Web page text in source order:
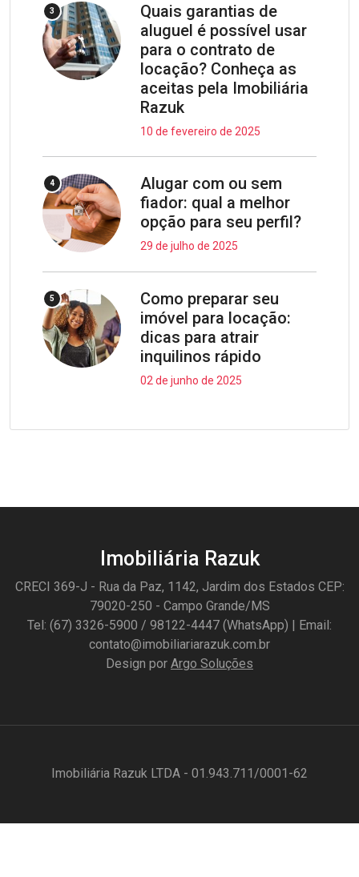
3
Quais garantias de
aluguel é possível usar
para o contrato de
locação? Conheça as
aceitas pela Imobiliária
Razuk
10 de fevereiro de 2025
4
Alugar com ou sem
fiador: qual a melhor
opção para seu perfil?
29 de julho de 2025
5
Como preparar seu
imóvel para locação:
dicas para atrair
inquilinos rápido
02 de junho de 2025
Imobiliária Razuk
CRECI 369-J - Rua da Paz, 1142, Jardim dos Estados CEP:
79020-250 - Campo Grande/MS
Tel: (67) 3326-5900 / 98122-4447 (WhatsApp) | Email:
contato@imobiliariarazuk.com.br
Design por Argo Soluções
Imobiliária Razuk LTDA - 01.943.711/0001-62